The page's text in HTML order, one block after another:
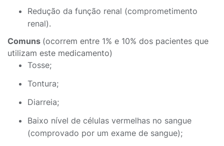
Redução da função renal (comprometimento
renal).
Comuns (ocorrem entre 1% e 10% dos pacientes que
utilizam este medicamento)
Tosse;
Tontura;
Diarreia;
Baixo nível de células vermelhas no sangue
(comprovado por um exame de sangue);